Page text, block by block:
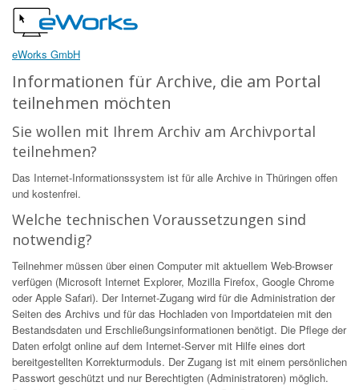
eWorks GmbH
Informationen für Archive, die am Portal
teilnehmen möchten
Sie wollen mit Ihrem Archiv am Archivportal
teilnehmen?
Das Internet-Informationssystem ist für alle Archive in Thüringen offen
und kostenfrei.
Welche technischen Voraussetzungen sind
notwendig?
Teilnehmer müssen über einen Computer mit aktuellem Web-Browser
verfügen (Microsoft Internet Explorer, Mozilla Firefox, Google Chrome
oder Apple Safari). Der Internet-Zugang wird für die Administration der
Seiten des Archivs und für das Hochladen von Importdateien mit den
Bestandsdaten und Erschließungsinformationen benötigt. Die Pflege der
Daten erfolgt online auf dem Internet-Server mit Hilfe eines dort
bereitgestellten Korrekturmoduls. Der Zugang ist mit einem persönlichen
Passwort geschützt und nur Berechtigten (Administratoren) möglich.